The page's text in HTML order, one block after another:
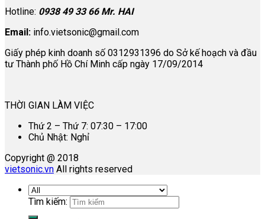
Hotline: 0938 49 33 66 Mr. HAI
Email: info.vietsonic@gmail.com
Giấy phép kinh doanh số 0312931396 do Sở kế hoạch và đầu
tư Thành phố Hồ Chí Minh cấp ngày 17/09/2014
THỜI GIAN LÀM VIỆC
Thứ 2 – Thứ 7: 07:30 – 17:00
Chủ Nhật: Nghỉ
Copyright @ 2018
vietsonic.vn All rights reserved
Tìm kiếm: